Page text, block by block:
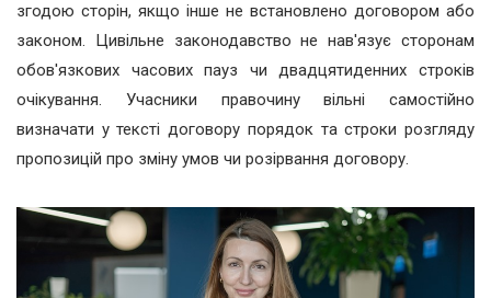
згодою сторін, якщо інше не встановлено договором або
законом. Цивільне законодавство не нав'язує сторонам
обов'язкових часових пауз чи двадцятиденних строків
очікування. Учасники правочину вільні самостійно
визначати у тексті договору порядок та строки розгляду
пропозицій про зміну умов чи розірвання договору.